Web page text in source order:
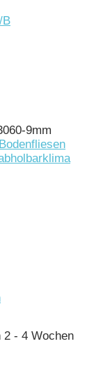
B
9mm
2 - 4 Wochen